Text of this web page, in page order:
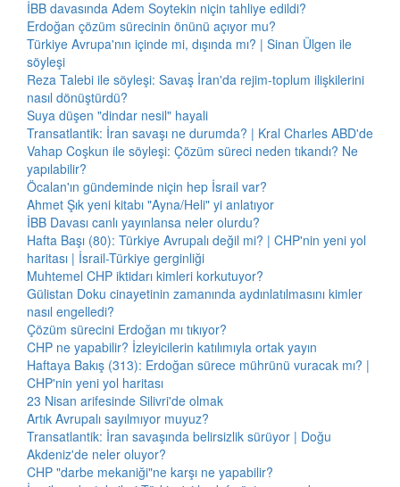
İBB davasında Adem Soytekin niçin tahliye edildi?
Erdoğan çözüm sürecinin önünü açıyor mu?
Türkiye Avrupa'nın içinde mi, dışında mı? | Sinan Ülgen ile
söyleşi
Reza Talebi ile söyleşi: Savaş İran'da rejim-toplum ilişkilerini
nasıl dönüştürdü?
Suya düşen "dindar nesil" hayali
Transatlantik: İran savaşı ne durumda? | Kral Charles ABD'de
Vahap Coşkun ile söyleşi: Çözüm süreci neden tıkandı? Ne
yapılabilir?
Öcalan'ın gündeminde niçin hep İsrail var?
Ahmet Şık yeni kitabı "Ayna/Heli" yi anlatıyor
İBB Davası canlı yayınlansa neler olurdu?
Hafta Başı (80): Türkiye Avrupalı değil mi? | CHP'nin yeni yol
haritası | İsrail-Türkiye gerginliği
Muhtemel CHP iktidarı kimleri korkutuyor?
Gülistan Doku cinayetinin zamanında aydınlatılmasını kimler
nasıl engelledi?
Çözüm sürecini Erdoğan mı tıkıyor?
CHP ne yapabilir? İzleyicilerin katılımıyla ortak yayın
Haftaya Bakış (313): Erdoğan sürece mührünü vuracak mı? |
CHP'nin yeni yol haritası
23 Nisan arifesinde Silivri'de olmak
Artık Avrupalı sayılmıyor muyuz?
Transatlantik: İran savaşında belirsizlik sürüyor | Doğu
Akdeniz'de neler oluyor?
CHP "darbe mekaniği"ne karşı ne yapabilir?